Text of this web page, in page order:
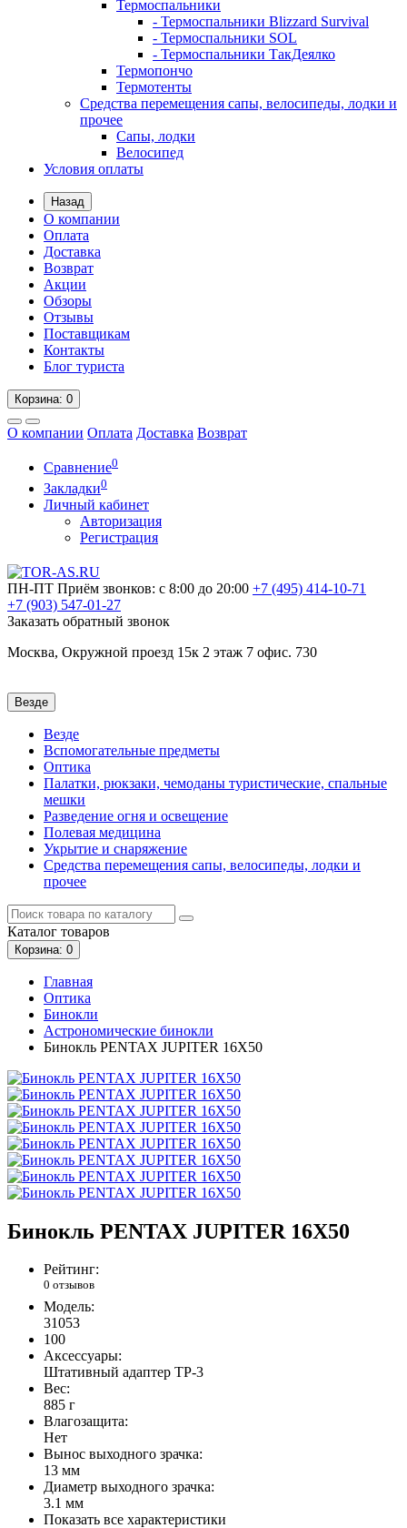
Термоспальники
- Термоспальники Blizzard Survival
- Термоспальники SOL
- Термоспальники ТакДеялко
Термопончо
Термотенты
Средства перемещения сапы, велосипеды, лодки и
прочее
Сапы, лодки
Велосипед
Условия оплаты
Назад
О компании
Оплата
Доставка
Возврат
Акции
Обзоры
Отзывы
Поставщикам
Контакты
Блог туриста
Корзина: 0
О компании Оплата Доставка Возврат
Сравнение0
Закладки0
Личный кабинет
Авторизация
Регистрация
ПН-ПТ Приём звонков: с 8:00 до 20:00 +7 (495) 414-10-71
+7 (903) 547-01-27
Заказать обратный звонок
Москва, Окружной проезд 15к 2 этаж 7 офис. 730
Везде
Везде
Вспомогательные предметы
Оптика
Палатки, рюкзаки, чемоданы туристические, спальные
мешки
Разведение огня и освещение
Полевая медицина
Укрытие и снаряжение
Средства перемещения сапы, велосипеды, лодки и
прочее
Каталог товаров
Корзина: 0
Главная
Оптика
Бинокли
Астрономические бинокли
Бинокль PENTAX JUPITER 16X50
Бинокль PENTAX JUPITER 16X50
Рейтинг:
0 отзывов
Модель:
31053
100
Аксессуары:
Штативный адаптер TP-3
Вес:
885 г
Влагозащита:
Нет
Вынос выходного зрачка:
13 мм
Диаметр выходного зрачка:
3.1 мм
Показать все характеристики